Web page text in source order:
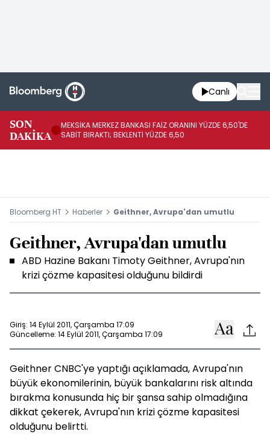
Canlı
SON
DAKİKA
MEKSİKA MERKEZ BANKASI FAİZ ORANINI YÜZDE 6,50'DE
SABİT BIRAKTI; BEKLENTİ YÜZDE 6,50
Bloomberg HT Haberler Geithner, Avrupa'dan umutlu
Geithner, Avrupa'dan umutlu
ABD Hazine Bakanı Timoty Geithner, Avrupa'nın
krizi çözme kapasitesi olduğunu bildirdi
Giriş: 14 Eylül 2011, Çarşamba 17:09
Güncelleme: 14 Eylül 2011, Çarşamba 17:09
Geithner CNBC'ye yaptığı açıklamada, Avrupa'nın
büyük ekonomilerinin, büyük bankalarını risk altında
bırakma konusunda hiç bir şansa sahip olmadığına
dikkat çekerek, Avrupa'nın krizi çözme kapasitesi
olduğunu belirtti.